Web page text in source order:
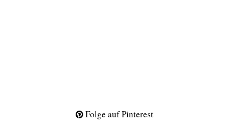
Folge auf Pinterest